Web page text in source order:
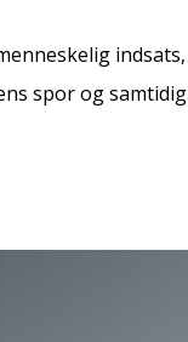
spor og